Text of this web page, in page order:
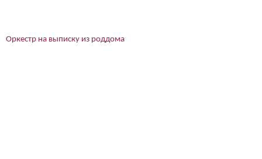
Оркестр на выписку из роддома